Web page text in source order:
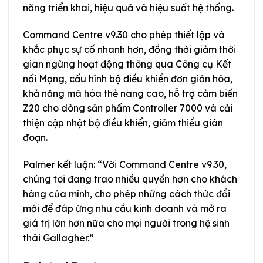
năng triển khai, hiệu quả và hiệu suất hệ thống.
Command Centre v9.30 cho phép thiết lập và
khắc phục sự cố nhanh hơn, đồng thời giảm thời
gian ngừng hoạt động thông qua Công cụ Kết
nối Mạng, cấu hình bộ điều khiển đơn giản hóa,
khả năng mã hóa thẻ nâng cao, hỗ trợ cảm biến
Z20 cho dòng sản phẩm Controller 7000 và cải
thiện cập nhật bộ điều khiển, giảm thiểu gián
đoạn.
Palmer kết luận: “Với Command Centre v9.30,
chúng tôi đang trao nhiều quyền hơn cho khách
hàng của mình, cho phép những cách thức đổi
mới để đáp ứng nhu cầu kinh doanh và mở ra
giá trị lớn hơn nữa cho mọi người trong hệ sinh
thái Gallagher.”